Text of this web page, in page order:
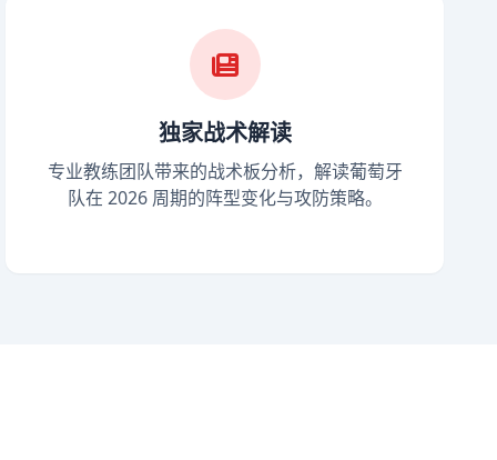
独家战术解读
专业教练团队带来的战术板分析，解读葡萄牙
队在 2026 周期的阵型变化与攻防策略。